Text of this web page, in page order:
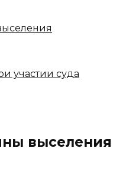
участии суда
выселения